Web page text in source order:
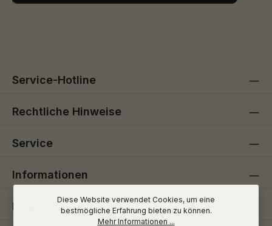
Service-Hotline
Rechtliche Hinweise
Service
Informationen
Folge uns
Diese Website verwendet Cookies, um eine
bestmögliche Erfahrung bieten zu können.
Mehr Informationen ...